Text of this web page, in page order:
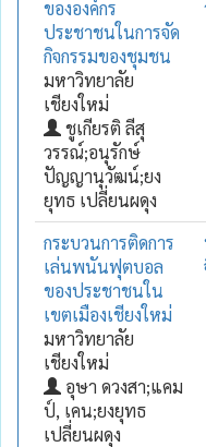
ขององค์กร
ประชาชนในการจัด
กิจกรรมของชุมชน
มหาวิทยาลัย
เชียงใหม่
ชูเกียรติ ลีสุ
วรรณ์;อนุรักษ์
ปัญญานุวัฒน์;ยง
ยุทธ เปลี่ยนผดุง
กระบวนการติดการ
เล่นพนันฟุตบอล
ของประชาชนใน
เขตเมืองเชียงใหม่
มหาวิทยาลัย
เชียงใหม่
อุษา ดวงสา;แคม
ป์, เคน;ยงยุทธ
เปลี่ยนผดุง